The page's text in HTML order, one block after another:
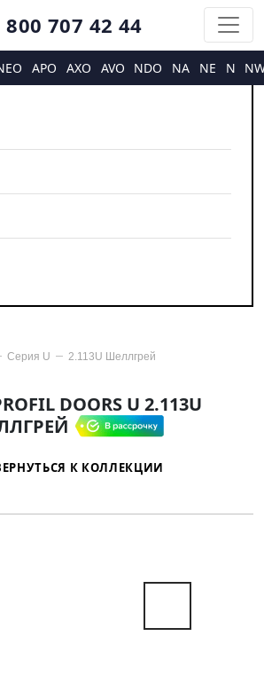
800 707 42 44
APO AXO AVO NDO NA NE N
Серия U 2.113U Шеллгрей
DOORS U 2.113U
К КОЛЛЕКЦИИ